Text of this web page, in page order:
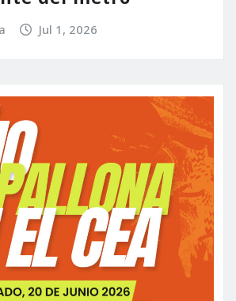
Jul 1, 2026